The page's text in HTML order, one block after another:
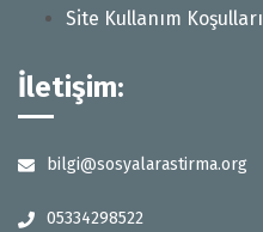
Site Kullanım Koşulları
İletişim:
bilgi@sosyalarastirma.org
05334298522